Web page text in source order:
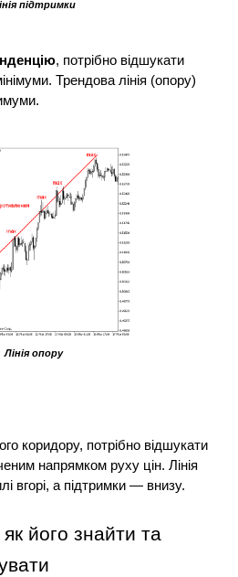
підтримки
, потрібно відшукати
Трендова лінія (опору)
Лінія опору
коридору, потрібно відшукати
напрямком руху цін. Лінія
вгорі, а підтримки — внизу.
його знайти та